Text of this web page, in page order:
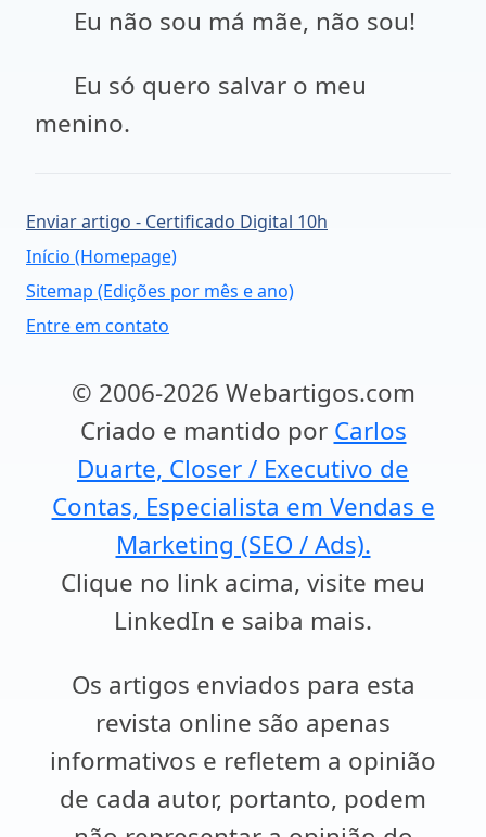
Eu não sou má mãe, não sou!
Eu só quero salvar o meu
menino.
Enviar artigo - Certificado Digital 10h
Início (Homepage)
Sitemap (Edições por mês e ano)
Entre em contato
© 2006-2026 Webartigos.com
Criado e mantido por Carlos
Duarte, Closer / Executivo de
Contas, Especialista em Vendas e
Marketing (SEO / Ads).
Clique no link acima, visite meu
LinkedIn e saiba mais.
Os artigos enviados para esta
revista online são apenas
informativos e refletem a opinião
de cada autor, portanto, podem